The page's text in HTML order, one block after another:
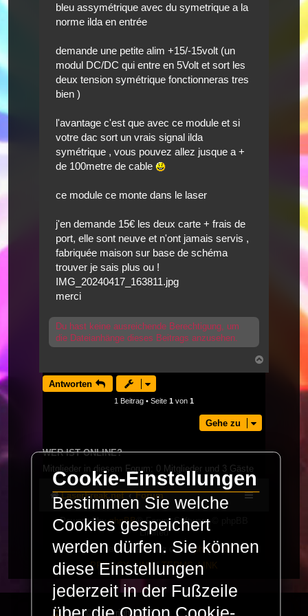
bleu assymétrique avec du symetrique a la
norme ilda en entrée
demande une petite alim +15/-15volt (un
modul DC/DC qui entre en 5Volt et sort les
deux tension symétrique fonctionneras tres
bien )
l'avantage c'est que avec ce module et si
votre dac sort un vrais signal ilda
symétrique , vous pouvez allez jusque a +
de 100metre de cable
ce module ce monte dans le laser
j'en demande 15€ les deux carte + frais de
port, elle sont neuve et n'ont jamais servis ,
fabriquée maison sur base de schéma
trouver je sais plus ou !
IMG_20240417_163811.jpg
merci
Du hast keine ausreichende Berechtigung, um
die Dateianhänge dieses Beitrags anzusehen.
oben
Antworten
1 Beitrag • Seite 1 von 1
Gehe zu
WER IST ONLINE?
Mitglieder in diesem Forum: 0 Mitglieder und 3 Gäste
LaserFreak.net Forum
Powered byphpBB® Forum Software © phpBB
Limited
Deutsche Übersetzung durchphpBB.de
PRIVACY_LINK| TERMS_LINK
© Copyright 2025 -
Cookie-Einstellungen
Bestimmen Sie welche
Cookies gespeichert
werden dürfen. Sie können
diese Einstellungen
jederzeit in der Fußzeile